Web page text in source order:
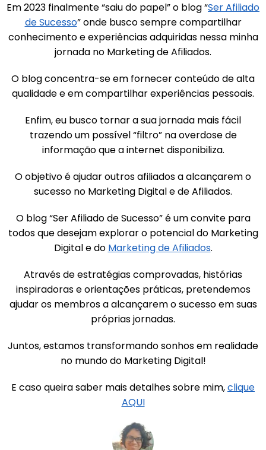
Em 2023 finalmente “saiu do papel” o blog “Ser Afiliado
de Sucesso” onde busco sempre compartilhar
conhecimento e experiências adquiridas nessa minha
jornada no Marketing de Afiliados.
O blog concentra-se em fornecer conteúdo de alta
qualidade e em compartilhar experiências pessoais.
Enfim, eu busco tornar a sua jornada mais fácil
trazendo um possível “filtro” na overdose de
informação que a internet disponibiliza.
O objetivo é ajudar outros afiliados a alcançarem o
sucesso no Marketing Digital e de Afiliados.
O blog “Ser Afiliado de Sucesso” é um convite para
todos que desejam explorar o potencial do Marketing
Digital e do Marketing de Afiliados.
Através de estratégias comprovadas, histórias
inspiradoras e orientações práticas, pretendemos
ajudar os membros a alcançarem o sucesso em suas
próprias jornadas.
Juntos, estamos transformando sonhos em realidade
no mundo do Marketing Digital!
E caso queira saber mais detalhes sobre mim,clique
AQUI